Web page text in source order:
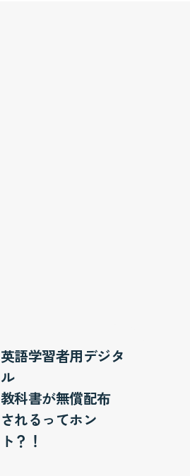
英語学習者用デジタ
ル
教科書が無償配布
されるってホン
ト？！